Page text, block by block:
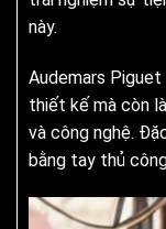
này.
Audemars
thiết kế mà còn
và công nghệ.
bằng tay thủ